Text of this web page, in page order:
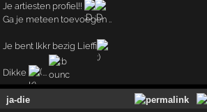
Je artiesten profiel!!
Ga je meteen toevoegen ..
Je bent lkkr bezig Lieffi
Dikke ...
ja-die